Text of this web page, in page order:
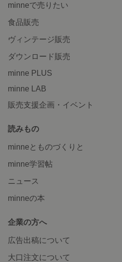
minneで売りたい
食品販売
ヴィンテージ販売
ダウンロード販売
minne PLUS
minne LAB
販売支援企画・イベント
読みもの
minneとものづくりと
minne学習帖
ニュース
minneの本
企業の方へ
広告出稿について
大口注文について